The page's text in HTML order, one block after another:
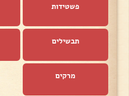
פשטידות
תבשילים
מרקים